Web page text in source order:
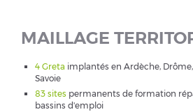
MAILLAGE
4 Greta implantés en Ardèche,
Savoie
83 sites permanents de formation
bassins d'emploi